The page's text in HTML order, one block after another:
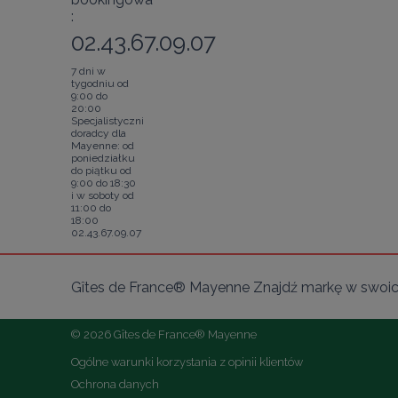
:
02.43.67.09.07
7 dni w
tygodniu od
9:00 do
20:00
Specjalistyczni
doradcy dla
Mayenne: od
poniedziałku
do piątku od
9:00 do 18:30
i w soboty od
11:00 do
18:00
02.43.67.09.07
Gîtes de France® Mayenne Znajdź markę w
© 2026 Gîtes de France® Mayenne
Ogólne warunki korzystania z opinii klientów
Ochrona danych